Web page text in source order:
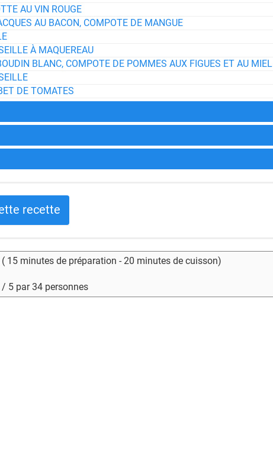
AU VIN ROUGE
AU BACON, COMPOTE DE MANGUE
À MAQUEREAU
BLANC, COMPOTE DE POMMES AUX FIGUES ET AU MIEL
DE TOMATES
recette
15 minutes de préparation - 20 minutes de cuisson)
5 par 34 personnes